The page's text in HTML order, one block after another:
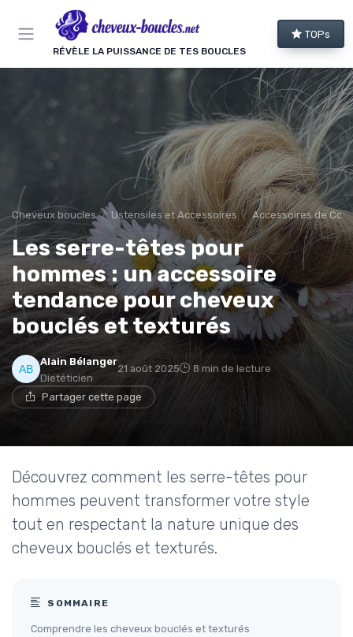
RÉVÈLE LA PUISSANCE DE TES BOUCLES
TOPs
Cheveux boucles Ustensiles et Accessoires Accessoires de
Les serre-têtes pour
hommes : un accessoire
tendance pour cheveux
bouclés et texturés
Alain Bélanger
Dietéticien
21 août 2025 8 min de lecture
Partager cette page
Découvrez comment les serre-têtes pour
hommes peuvent transformer votre style
tout en respectant la nature unique des
cheveux bouclés et texturés.
SOMMAIRE
Comprendre les cheveux bouclés et texturés
Panneau de gestion des cookies